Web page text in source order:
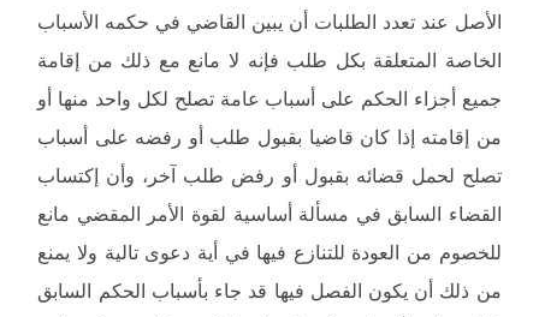
الأصل عند تعدد الطلبات أن يبين القاضي في حكمه الأسباب
الخاصة المتعلقة بكل طلب فإنه لا مانع مع ذلك من إقامة
جميع أجزاء الحكم على أسباب عامة تصلح لكل واحد منها أو
من إقامته إذا كان قاضيا بقبول طلب أو رفضه على أسباب
تصلح لحمل قضائه بقبول أو رفض طلب آخر، وأن إكتساب
القضاء السابق في مسألة أساسية لقوة الأمر المقضي مانع
للخصوم من العودة للتنازع فيها في أية دعوى تالية ولا يمنع
من ذلك أن يكون الفصل فيها قد جاء بأسباب الحكم السابق